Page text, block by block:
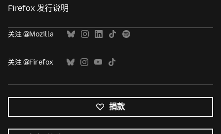
Firefox 发行说明
关注 @Mozilla
关注 @Firefox
捐款
有